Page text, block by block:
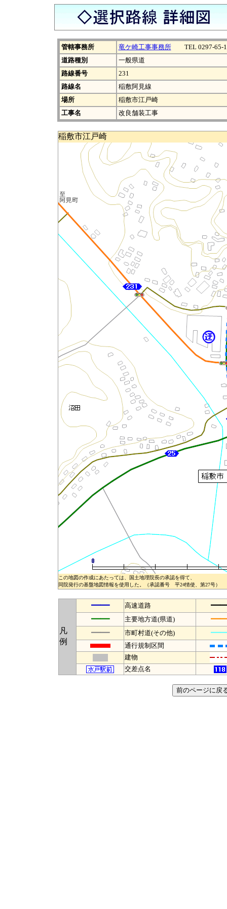
管轄事務所 竜ケ崎工事事務所TEL 0297-65-
道路種別
一般県道
路線番号
231
路線名
稲敷阿見線
場所
稲敷市江戸崎
工事名
改良舗装工事
稲敷市江戸崎
この地図の作成にあたっては、国土地理院長の承認を得て、
同院発行の基盤地図情報を使用した。（承認番号 平24情使、第27号）
凡
例
━━ 高速道路
━━
主要地方道(県道)
━━
市町村道(その他)
通行規制区間
建物
交差点名